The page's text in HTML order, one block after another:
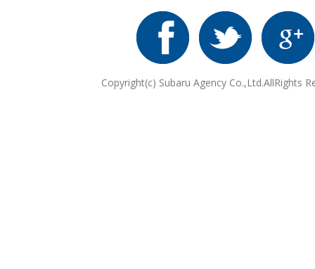
Copyright(c) Subaru Agency Co.,Ltd.AllRights